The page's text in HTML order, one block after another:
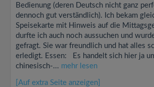
Bedienung (deren Deutsch nicht ganz
dennoch gut verständlich). Ich bekam
Speisekarte mit Hinweis auf die
durfte ich auch noch aussuchen und
gefragt. Sie war freundlich und hat alles
erledigt. Essen: Es handelt sich hier ja
chinesisch-... mehr lesen
[Auf extra Seite anzeigen]